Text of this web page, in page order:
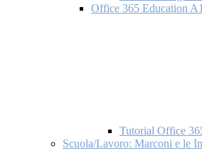
Office 365 Education A1
Tutorial Office
Scuola/Lavoro: Marconi e le